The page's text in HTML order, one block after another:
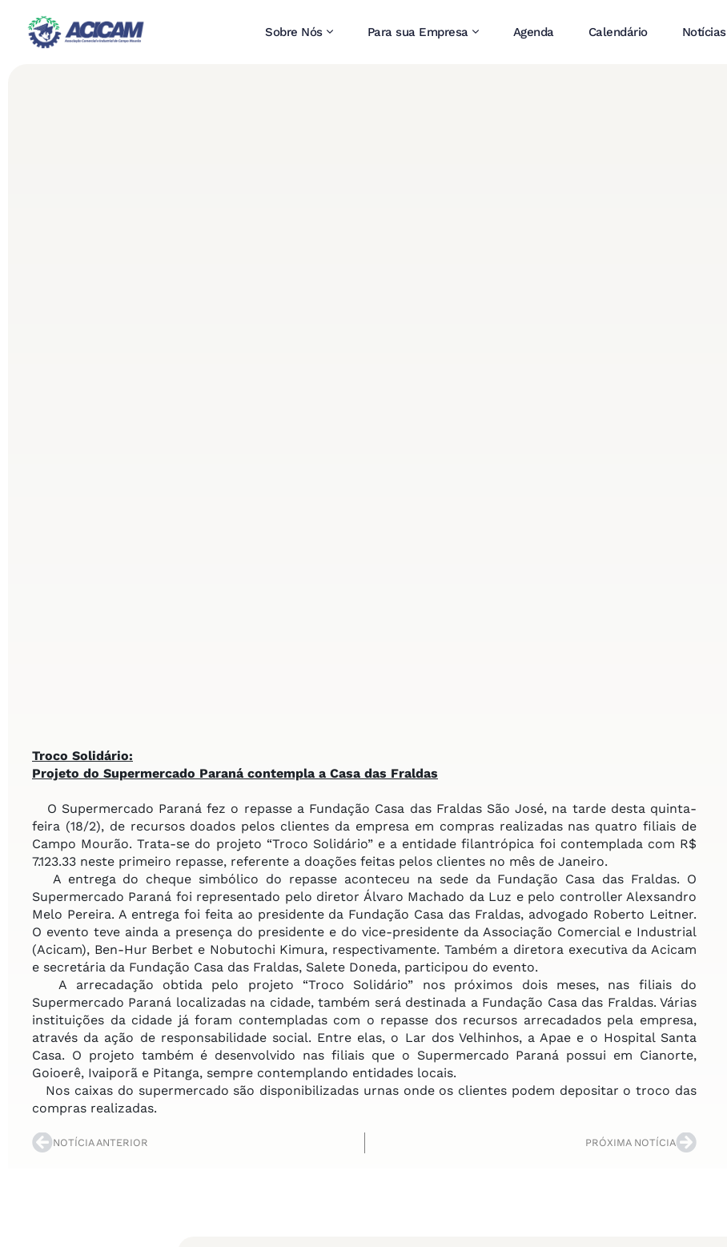
Sobre Nós Para sua Empresa Agenda Calendário Notícias
Troco Solidário:
Projeto do Supermercado Paraná contempla a Casa das Fraldas
O Supermercado Paraná fez o repasse a Fundação Casa das Fraldas São José, na tarde desta quinta-
feira (18/2), de recursos doados pelos clientes da empresa em compras realizadas nas quatro filiais de
Campo Mourão. Trata-se do projeto “Troco Solidário” e a entidade filantrópica foi contemplada com R$
7.123.33 neste primeiro repasse, referente a doações feitas pelos clientes no mês de Janeiro.
A entrega do cheque simbólico do repasse aconteceu na sede da Fundação Casa das Fraldas. O
Supermercado Paraná foi representado pelo diretor Álvaro Machado da Luz e pelo controller Alexsandro
Melo Pereira. A entrega foi feita ao presidente da Fundação Casa das Fraldas, advogado Roberto Leitner.
O evento teve ainda a presença do presidente e do vice-presidente da Associação Comercial e Industrial
(Acicam), Ben-Hur Berbet e Nobutochi Kimura, respectivamente. Também a diretora executiva da Acicam
e secretária da Fundação Casa das Fraldas, Salete Doneda, participou do evento.
A arrecadação obtida pelo projeto “Troco Solidário” nos próximos dois meses, nas filiais do
Supermercado Paraná localizadas na cidade, também será destinada a Fundação Casa das Fraldas. Várias
instituições da cidade já foram contempladas com o repasse dos recursos arrecadados pela empresa,
através da ação de responsabilidade social. Entre elas, o Lar dos Velhinhos, a Apae e o Hospital Santa
Casa. O projeto também é desenvolvido nas filiais que o Supermercado Paraná possui em Cianorte,
Goioerê, Ivaiporã e Pitanga, sempre contemplando entidades locais.
Nos caixas do supermercado são disponibilizadas urnas onde os clientes podem depositar o troco das
compras realizadas.
NOTÍCIA ANTERIOR PRÓXIMA NOTÍCIA